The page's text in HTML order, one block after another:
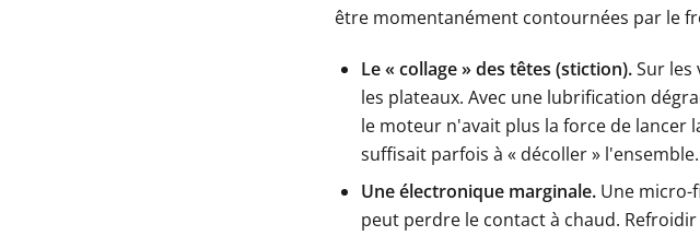
être momentanément contournées par le
Le « collage » des têtes (stiction).Sur les
les plateaux. Avec une lubrification
le moteur n'avait plus la force de
suffisait parfois à « décoller » l'ensemble.
Une électronique marginale. Une micro-
peut perdre le contact à chaud.